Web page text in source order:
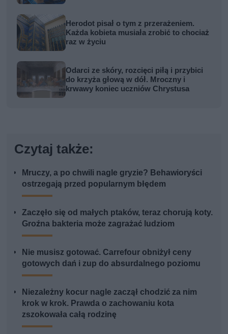
Herodot pisał o tym z przerażeniem.
Każda kobieta musiała zrobić to chociaż
raz w życiu
Odarci ze skóry, rozcięci piłą i przybici
do krzyża głową w dół. Mroczny i
krwawy koniec uczniów Chrystusa
Czytaj także:
Mruczy, a po chwili nagle gryzie? Behawioryści
ostrzegają przed popularnym błędem
Zaczęło się od małych ptaków, teraz chorują koty.
Groźna bakteria może zagrażać ludziom
Nie musisz gotować. Carrefour obniżył ceny
gotowych dań i zup do absurdalnego poziomu
Niezależny kocur nagle zaczął chodzić za nim
krok w krok. Prawda o zachowaniu kota
zszokowała całą rodzinę